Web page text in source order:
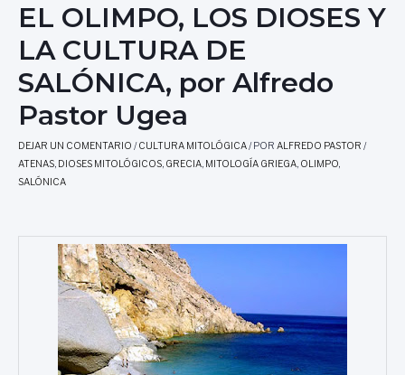
EL OLIMPO, LOS DIOSES Y
LA CULTURA DE
SALÓNICA, por Alfredo
Pastor Ugea
DEJAR UN COMENTARIO /CULTURA MITOLÓGICA/ POR ALFREDO PASTOR /
ATENAS, DIOSES MITOLÓGICOS, GRECIA, MITOLOGÍA GRIEGA, OLIMPO,
SALÓNICA